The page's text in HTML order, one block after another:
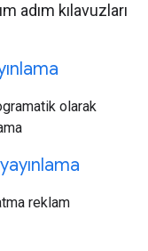
adım kılavuzları
olarak
reklam